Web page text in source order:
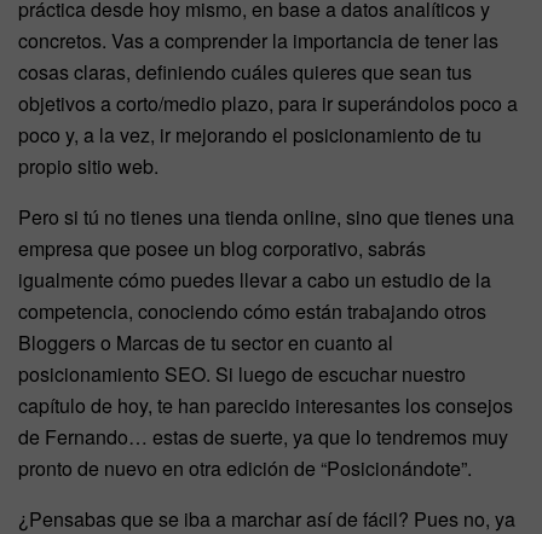
práctica desde hoy mismo, en base a datos analíticos y
concretos. Vas a comprender la importancia de tener las
cosas claras, definiendo cuáles quieres que sean tus
objetivos a corto/medio plazo, para ir superándolos poco a
poco y, a la vez, ir mejorando el posicionamiento de tu
propio sitio web.
Pero si tú no tienes una tienda online, sino que tienes una
empresa que posee un blog corporativo, sabrás
igualmente cómo puedes llevar a cabo un estudio de la
competencia, conociendo cómo están trabajando otros
Bloggers o Marcas de tu sector en cuanto al
posicionamiento SEO. Si luego de escuchar nuestro
capítulo de hoy, te han parecido interesantes los consejos
de Fernando… estas de suerte, ya que lo tendremos muy
pronto de nuevo en otra edición de “Posicionándote”.
¿Pensabas que se iba a marchar así de fácil? Pues no, ya